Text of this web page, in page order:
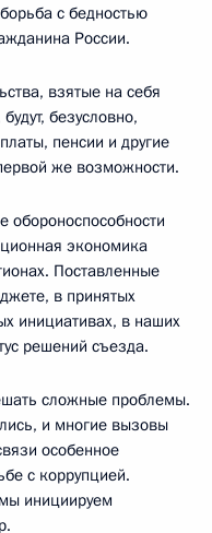
с бедностью
России.
взятые на себя
безусловно,
пенсии и другие
же возможности.
обороноспособности
экономика
Поставленные
в принятых
инициативах, в наших
решений съезда.
сложные проблемы.
и многие вызовы
особенное
с коррупцией.
инициируем